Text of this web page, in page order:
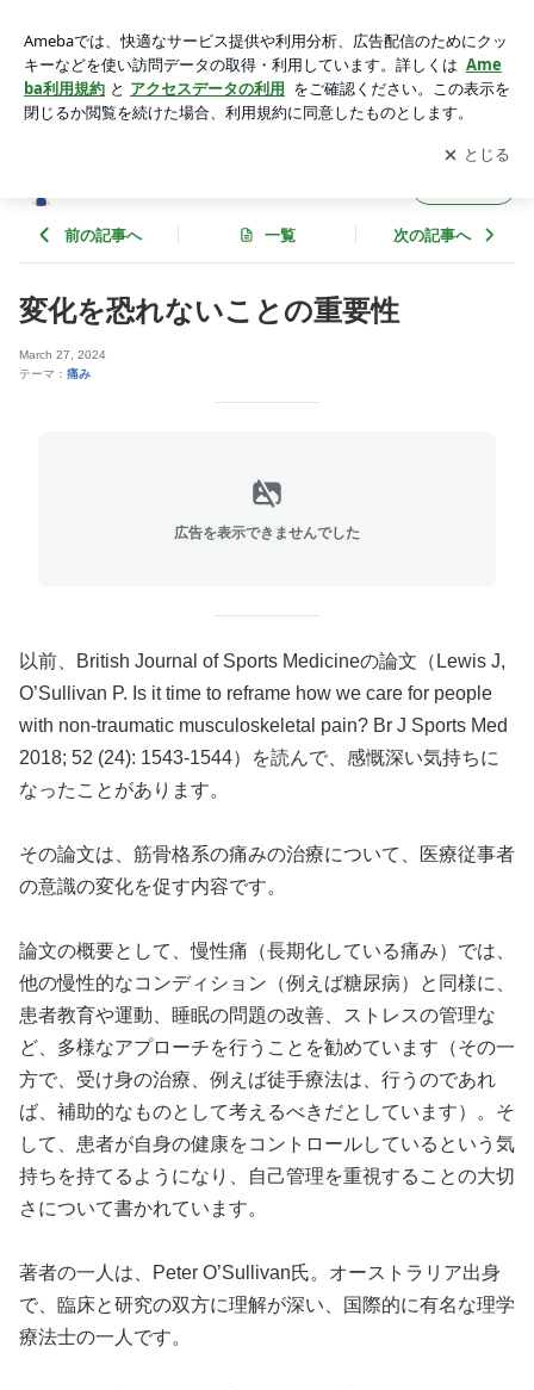
海外への旅～アプリをダウンロードして ブログの更新通知
を受け取りまし
ょう。
開く
前の記事へ 一覧 次の記事へ
変化を恐れないことの重要性
March 27, 2024
テーマ： 痛み
広告を表示できませんでした
以前、British Journal of Sports Medicineの論文（Lewis J,
O’Sullivan P. Is it time to reframe how we care for people
with non-traumatic musculoskeletal pain? Br J Sports Med
2018; 52 (24): 1543-1544）を読んで、感慨深い気持ちに
なったことがあります。
その論文は、筋骨格系の痛みの治療について、医療従事者
の意識の変化を促す内容です。
論文の概要として、慢性痛（長期化している痛み）では、
他の慢性的なコンディション（例えば糖尿病）と同様に、
患者教育や運動、睡眠の問題の改善、ストレスの管理な
ど、多様なアプローチを行うことを勧めています（その一
方で、受け身の治療、例えば徒手療法は、行うのであれ
ば、補助的なものとして考えるべきだとしています）。そ
して、患者が自身の健康をコントロールしているという気
持ちを持てるようになり、自己管理を重視することの大切
さについて書かれています。
著者の一人は、Peter O’Sullivan氏。オーストラリア出身
で、臨床と研究の双方に理解が深い、国際的に有名な理学
療法士の一人です。